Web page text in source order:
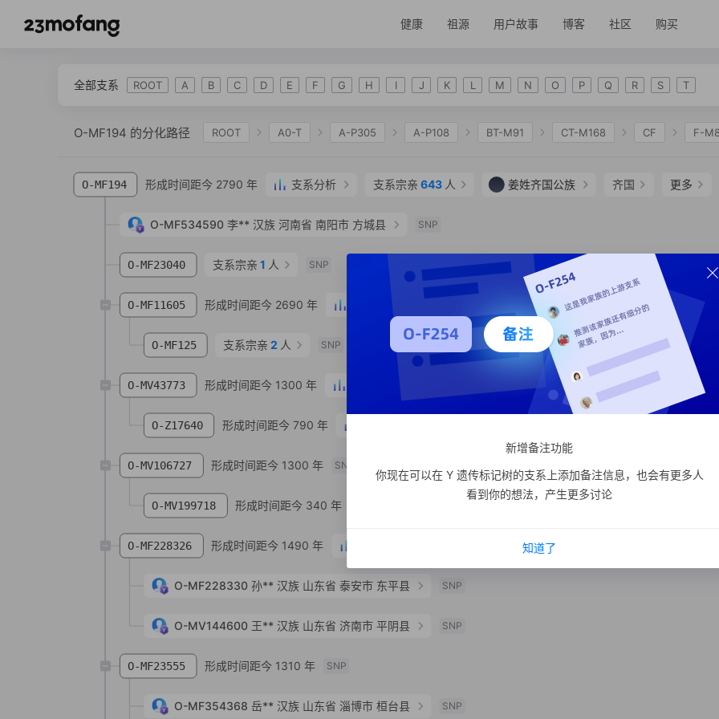
健康 祖源 用户故事 博客 社区 购买
全部支系 ROOT A B C D E F G H I J K L M N O P Q R S T
O-MF194 的分化路径 ROOT A0-T A-P305 A-P108 BT-M91 CT-M168 CF F-
O-P164 O-M134 O-F450 O-F122 O-F114 O-F629 O-F79 O-F46 O-F502
O-FGC16847 O-Z26092 O-F48 O-F163 O-CTS1011
O-F14475 O-F15657 O-Y153761 O-MF194
O-MF194 形成时间距今 2790 年 支系分析 支系宗亲 643 人 姜姓齐国公族 齐国 更多
O-MF534590李** 汉族河南省 南阳市 方城县 SNP
O-MF23040 支系宗亲 1 人 SNP
O-MF11605 形成时间距今 2690 年 支系分析 SNP
O-MV43773 形成时间距今 1300 年 河南兰考县及山东市中区程氏家族
O-MV106727 形成时间距今 1300 年 SNP
O-MF228326 形成时间距今 1490 年 SNP
O-MF23555 形成时间距今 1310 年 SNP
O-MF125 支系宗亲 2 人 SNP
O-Z17640 形成时间距今 790 年
O-MV199718 形成时间距今 340 年
O-MF228330孙** 汉族 山东省 泰安市 东平县 SNP
O-MV144600 王** 汉族 山东省 济南市 平阴县 SNP
O-MF354368岳** 汉族 山东省 淄博市 桓台县 SNP
新增备注功能
你现在可以在 Y 遗传标记树的支系上添加备注信息，也会有更多人
看到你的想法，产生更多讨论
知道了